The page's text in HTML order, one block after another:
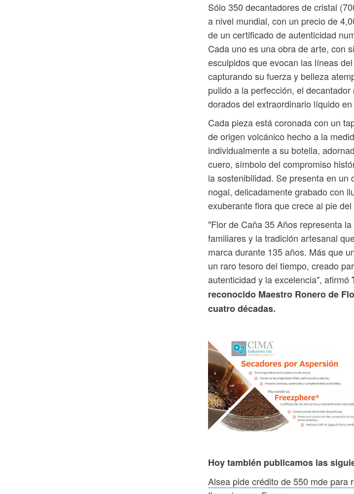
Sólo 350 decantadores de cristal
a nivel mundial, con un precio de
de un certificado de autenticidad
Cada uno es una obra de arte, con
esculpidos que evocan las líneas
capturando su fuerza y ​​belleza
pulido a la perfección, el
dorados del extraordinario líquido
Cada pieza está coronada con un
de origen volcánico hecho a la
individualmente a su botella,
cuero, símbolo del compromiso
la sostenibilidad. Se presenta en un
nogal, delicadamente grabado con
exuberante flora que crece al pie del
"Flor de Caña 35 Años representa
familiares y la tradición artesanal
marca durante 135 años. Más que
un raro tesoro del tiempo, creado
autenticidad y la excelencia", afirmó
reconocido Maestro Ronero de
cuatro décadas.
Hoy también publicamos las
Alsea pide crédito de 550 mde para